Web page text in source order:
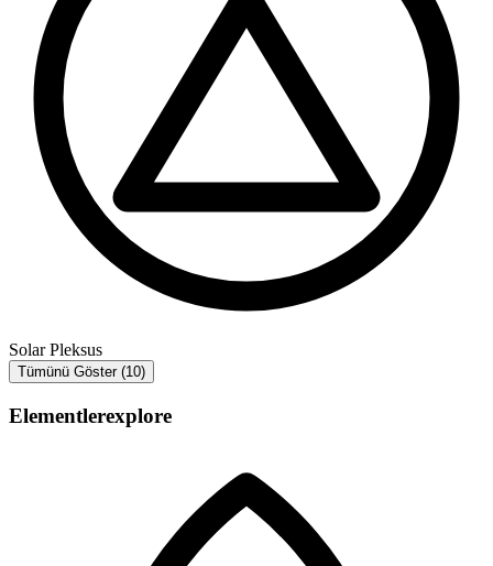
Solar Pleksus
Tümünü Göster (10)
Elementlerexplore